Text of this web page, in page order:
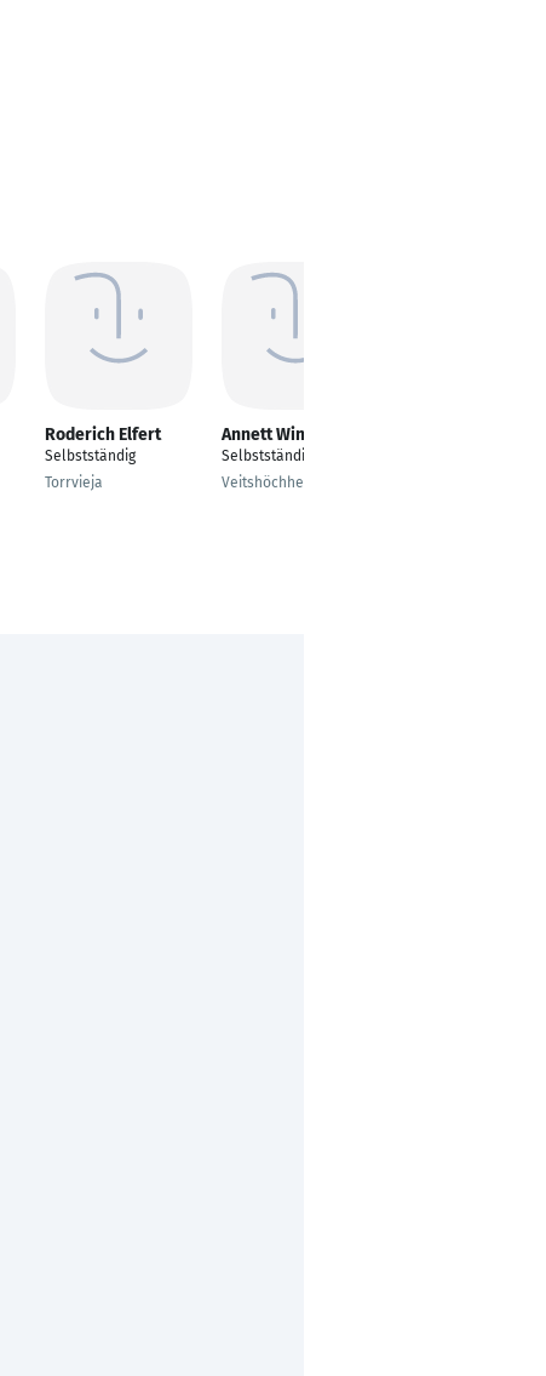
Roderich Elfert
Selbstständig
Torrvieja
Annett Winzer
Selbstständig
Veitshöchheim